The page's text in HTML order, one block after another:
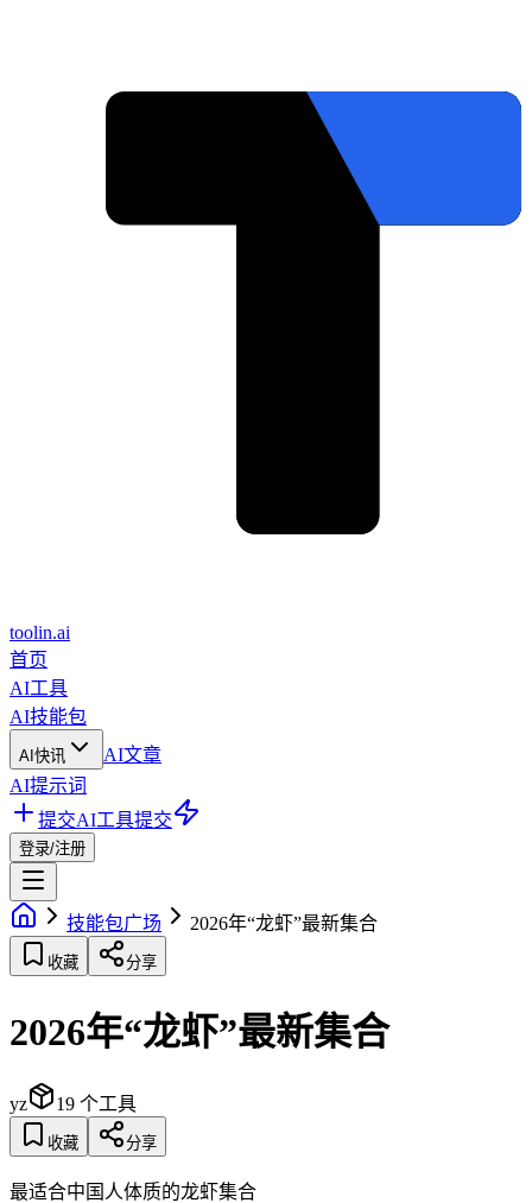
toolin.ai
首页
AI工具
AI技能包
AI快讯
AI文章
AI提示词
提交AI工具提交
登录/注册
技能包广场 2026年“龙虾”最新集合
收藏 分享
2026年“龙虾”最新集合
yz 19 个工具
收藏 分享
最适合中国人体质的龙虾集合